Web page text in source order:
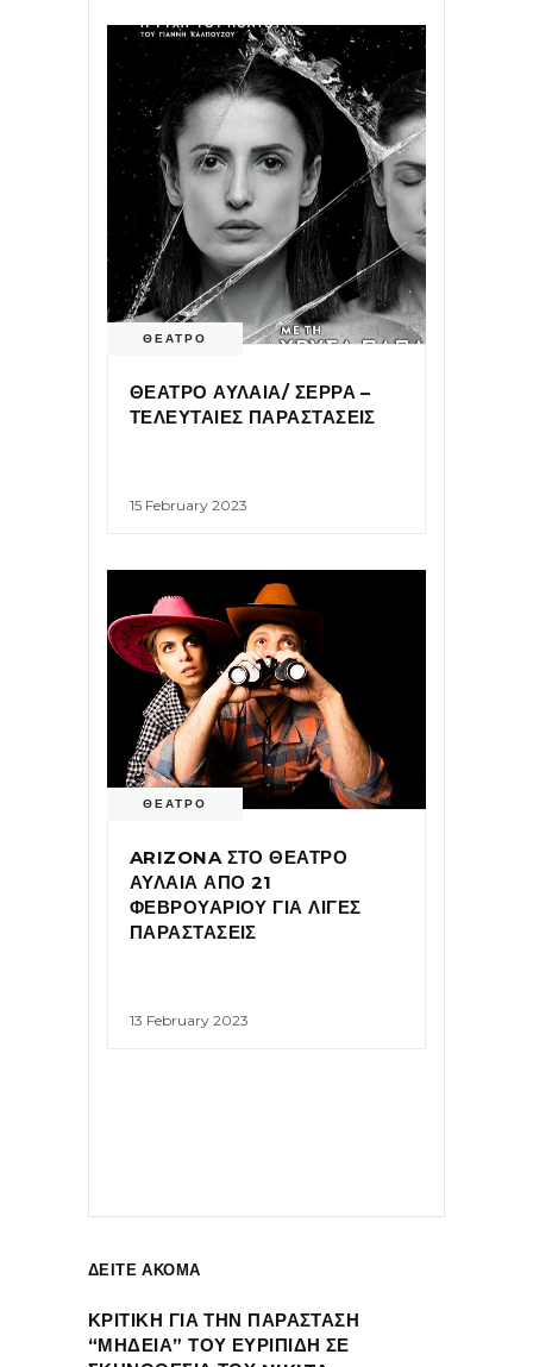
ΘΕΑΤΡΟ
ΘΕΑΤΡΟ ΑΥΛΑΙΑ/ ΣΕΡΡΑ –
ΤΕΛΕΥΤΑΙΕΣ ΠΑΡΑΣΤΑΣΕΙΣ
15 February 2023
ΘΕΑΤΡΟ
ARIZONA ΣΤΟ ΘΕΑΤΡΟ
ΑΥΛΑΙΑ ΑΠΟ 21
ΦΕΒΡΟΥΑΡΙΟΥ ΓΙΑ ΛΙΓΕΣ
ΠΑΡΑΣΤΑΣΕΙΣ
13 February 2023
ΔΕΙΤΕ ΑΚΟΜΑ
ΚΡΙΤΙΚΗ ΓΙΑ ΤΗΝ ΠΑΡΑΣΤΑΣΗ
“ΜΗΔΕΙΑ” ΤΟΥ ΕΥΡΙΠΙΔΗ ΣΕ